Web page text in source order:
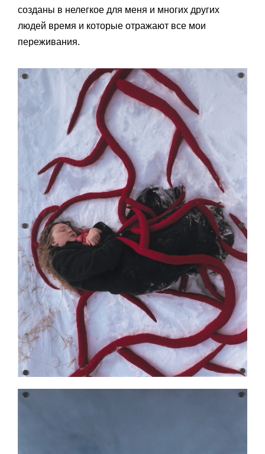
созданы в нелегкое для меня и многих других
людей время и которые отражают все мои
переживания.